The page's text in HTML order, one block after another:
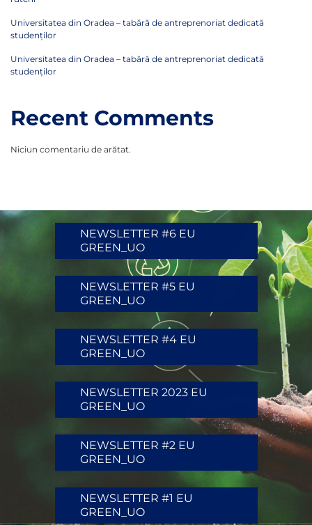
Universitatea din Oradea – tabără de antreprenoriat dedicată
studenților
Universitatea din Oradea – tabără de antreprenoriat dedicată
studenților
Recent Comments
Niciun comentariu de arătat.
NEWSLETTER #6 EU
GREEN_UO
NEWSLETTER #5 EU
GREEN_UO
NEWSLETTER #4 EU
GREEN_UO
NEWSLETTER 2023 EU
GREEN_UO
NEWSLETTER #2 EU
GREEN_UO
NEWSLETTER #1 EU
GREEN_UO